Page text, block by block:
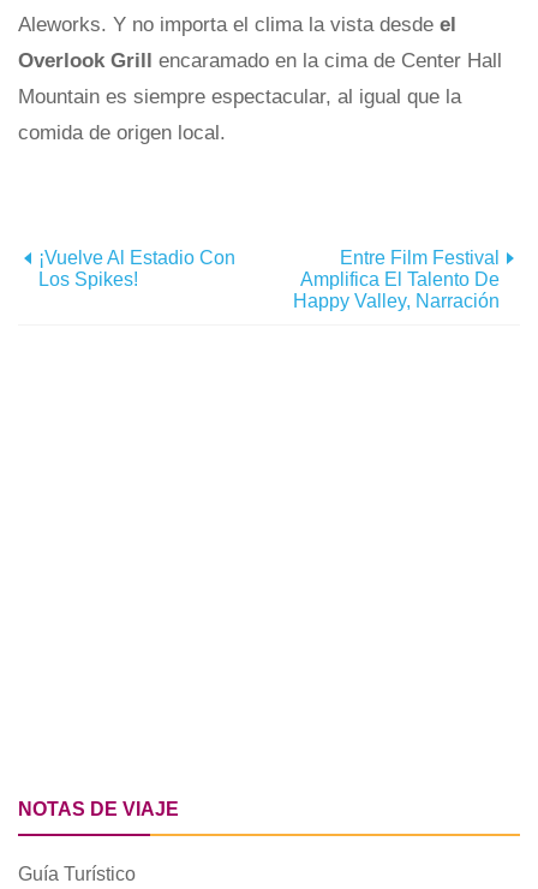
Aleworks. Y no importa el clima la vista desde el
Overlook Grill encaramado en la cima de Center Hall
Mountain es siempre espectacular, al igual que la
comida de origen local.
¡Vuelve Al Estadio Con
Los Spikes!
Entre Film Festival
Amplifica El Talento De
Happy Valley, Narración
NOTAS DE VIAJE
Guía Turístico